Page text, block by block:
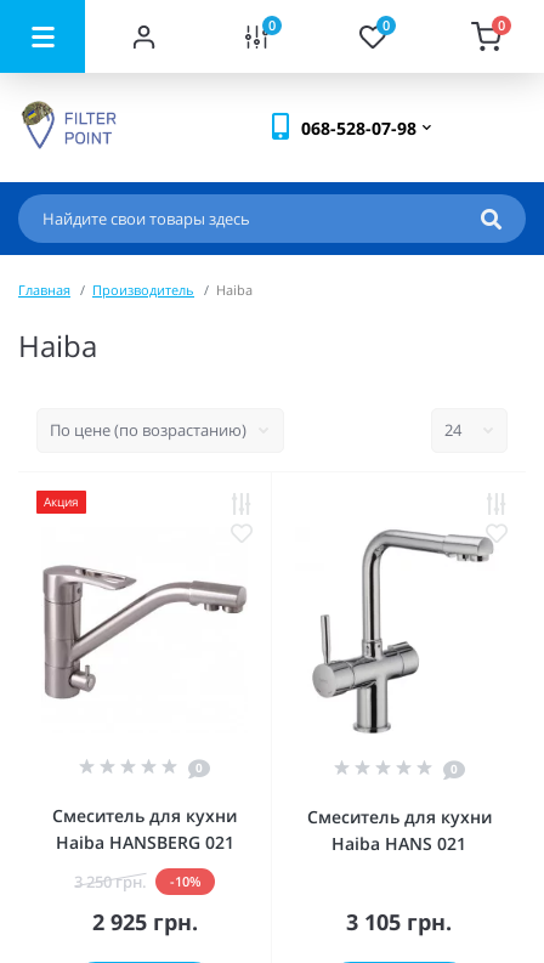
0 0 0
068-528-07-98
Главная Производитель Haiba
Haiba
Акция
0
Смеситель для кухни
Haiba HANSBERG 021
3 250 грн. -10%
2 925 грн.
0
Смеситель для кухни
Haiba HANS 021
3 105 грн.